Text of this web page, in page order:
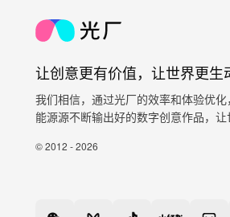
让创意更有价值，让世界更生
我们相信，通过光厂的效率和体验优
能源源不断输出好的数字创意作品，让
© 2012 - 2026